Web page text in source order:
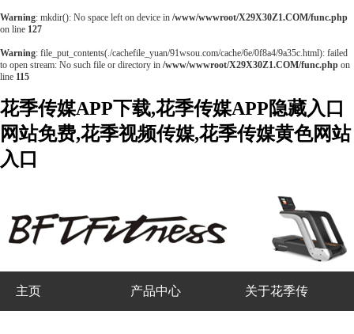
Warning: mkdir(): No space left on device in /www/wwwroot/X29X30Z1.COM/func.php
on line 127
Warning: file_put_contents(./cachefile_yuan/91wsou.com/cache/6e/0f8a4/9a35c.html): failed
to open stream: No such file or directory in /www/wwwroot/X29X30Z1.COM/func.php on
line 115
花季传媒APP下载,花季传媒APP隐藏入口
网站免费,花季视频传媒,花季传媒黄色网站
入口
主页 产品中心 关于花季传